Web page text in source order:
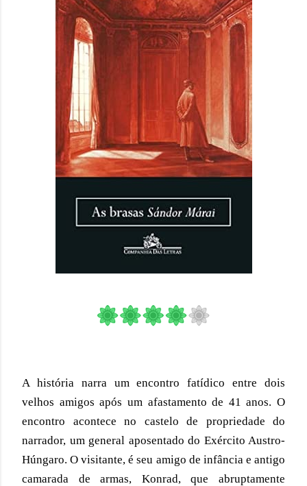
A história narra um encontro fatídico entre dois
velhos amigos após um afastamento de 41 anos. O
encontro acontece no castelo de propriedade do
narrador, um general aposentado do Exército Austro-
Húngaro. O visitante, é seu amigo de infância e antigo
camarada de armas, Konrad, que abruptamente